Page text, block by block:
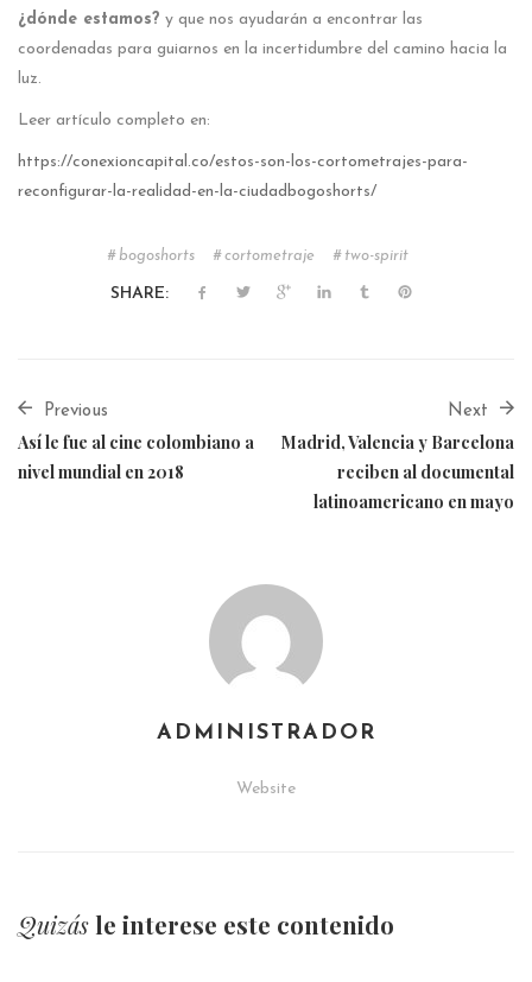
¿dónde estamos? y que nos ayudarán a encontrar las
coordenadas para guiarnos en la incertidumbre del camino hacia la
luz.
Leer artículo completo en:
https://conexioncapital.co/estos-son-los-cortometrajes-para-
reconfigurar-la-realidad-en-la-ciudadbogoshorts/
bogoshorts cortometraje two-spirit
SHARE:
Previous
Así le fue al cine colombiano a
nivel mundial en 2018
Next
Madrid, Valencia y Barcelona
reciben al documental
latinoamericano en mayo
ADMINISTRADOR
Website
Quizás le interese este contenido